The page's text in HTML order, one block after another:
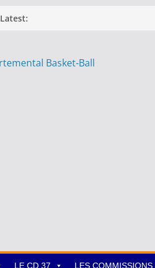
Latest:
LE CD 37 LES COMMISSIONS